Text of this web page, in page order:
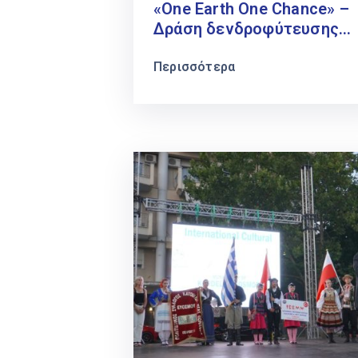
«One Earth One Chance» –
Δράση δενδροφύτευσης
Περισσότερα